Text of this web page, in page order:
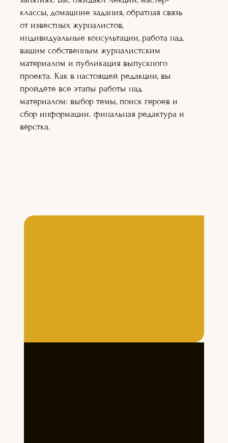
15+ и старше
ОБУЧЕНИЕ:2 МЕСЯЦА.
ОНЛАЙН.
(живое общение с педагогами по
видеоконференции)
БЕСПЛАТНЫЙ
ОБРАЗОВАТЕЛЬНЫЙ ПРОЕКТ,
по созданию качественной
классы, домашние задания, обратная связь
от известных журналистов,
индивидуальные консультации, работа над
вашим собственным журналистским
материалом и публикация выпускного
проекта. Как в настоящей редакции, вы
пройдёте все этапы работы над
материалом: выбор темы, поиск героев и
сбор информации. финальная редактура и
вёрстка.